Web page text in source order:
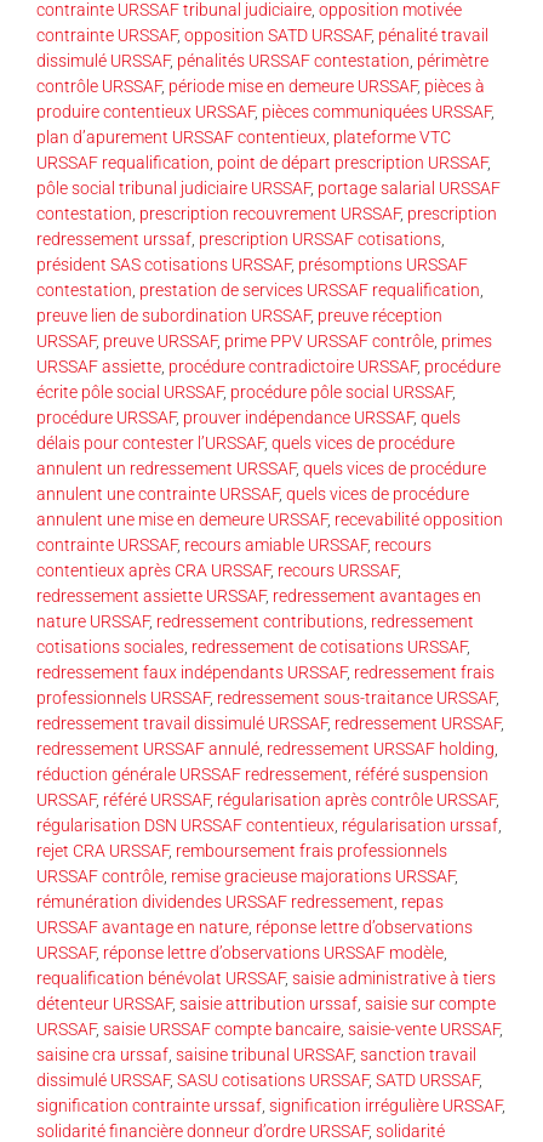
contrainte URSSAF tribunal judiciaire opposition motivée
contrainte URSSAF, opposition SATD URSSAF, pénalité travail
dissimulé URSSAF, pénalités URSSAF contestation périmètre
contrôle URSSAF, période mise en demeure URSSAF, pièces à
produire contentieux URSSAF, pièces communiquées URSSAF,
plan d’apurement URSSAF contentieux plateforme VTC
URSSAF requalification point de départ prescription URSSAF,
pôle social tribunal judiciaire URSSAF, portage salarial URSSAF
contestation prescription recouvrement URSSAF, prescription
redressement urssaf prescription URSSAF cotisations
président SAS cotisations URSSAF, présomptions URSSAF
contestation prestation de services URSSAF requalification
preuve lien de subordination URSSAF, preuve réception
URSSAF, preuve URSSAF, prime PPV URSSAF contrôle primes
URSSAF assiette procédure contradictoire URSSAF, procédure
écrite pôle social URSSAF, procédure pôle social URSSAF,
procédure URSSAF, prouver indépendance URSSAF, quels
délais pour contester l’URSSAF, quels vices de procédure
annulent un redressement URSSAF, quels vices de procédure
annulent une contrainte URSSAF, quels vices de procédure
annulent une mise en demeure URSSAF, recevabilité opposition
contrainte URSSAF, recours amiable URSSAF, recours
contentieux après CRA URSSAF, recours URSSAF,
redressement assiette URSSAF, redressement avantages en
nature URSSAF, redressement contributions redressement
cotisations sociales redressement de cotisations URSSAF,
redressement faux indépendants URSSAF, redressement frais
professionnels URSSAF, redressement sous-traitance URSSAF,
redressement travail dissimulé URSSAF, redressement URSSAF,
redressement URSSAF annulé redressement URSSAF holding
réduction générale URSSAF redressement référé suspension
URSSAF, référé URSSAF, régularisation après contrôle URSSAF,
régularisation DSN URSSAF contentieux régularisation urssaf
rejet CRA URSSAF, remboursement frais professionnels
URSSAF contrôle remise gracieuse majorations URSSAF,
rémunération dividendes URSSAF redressement repas
URSSAF avantage en nature réponse lettre d’observations
URSSAF, réponse lettre d’observations URSSAF modèle
requalification bénévolat URSSAF, saisie administrative à tiers
détenteur URSSAF, saisie attribution urssaf saisie sur compte
URSSAF, saisie URSSAF compte bancaire saisie-vente URSSAF,
saisine cra urssaf saisine tribunal URSSAF, sanction travail
dissimulé URSSAF, SASU cotisations URSSAF, SATD URSSAF,
signification contrainte urssaf signification irrégulière URSSAF,
solidarité financière donneur d’ordre URSSAF, solidarité